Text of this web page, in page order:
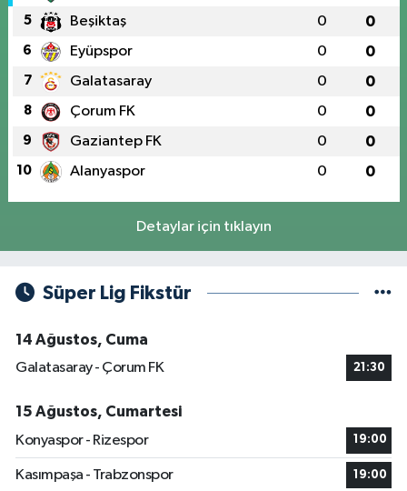
5 Beşiktaş 0 0
6 Eyüpspor 0 0
7 Galatasaray 0 0
8 Çorum FK 0 0
9 Gaziantep FK 0 0
10 Alanyaspor 0 0
Detaylar için tıklayın
Süper Lig Fikstür
14 Ağustos, Cuma
Galatasaray - Çorum FK
21:30
15 Ağustos, Cumartesi
Konyaspor - Rizespor
19:00
Kasımpaşa - Trabzonspor 19:00